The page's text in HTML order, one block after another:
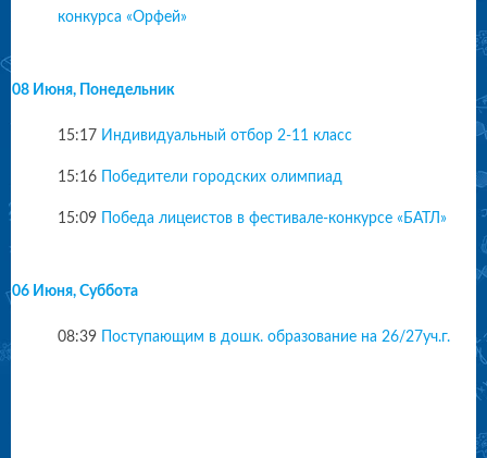
конкурса «Орфей»
08 Июня, Понедельник
15:17 Индивидуальный отбор 2-11 класс
15:16 Победители городских олимпиад
15:09 Победа лицеистов в фестивале-конкурсе «БАТЛ»
06 Июня, Суббота
08:39 Поступающим в дошк. образование на 26/27уч.г.